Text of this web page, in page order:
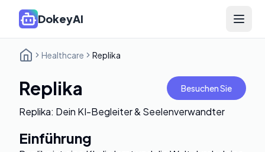
DokeyAI Open
Healthcare Replika
Replika Besuchen Sie
Replika: Dein KI-Begleiter & Seelenverwandter
Einführung